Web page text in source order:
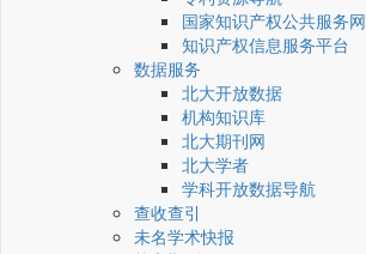
国家知识产权公共服务网
知识产权信息服务平台
数据服务
北大开放数据
机构知识库
北大期刊网
北大学者
学科开放数据导航
查收查引
未名学术快报